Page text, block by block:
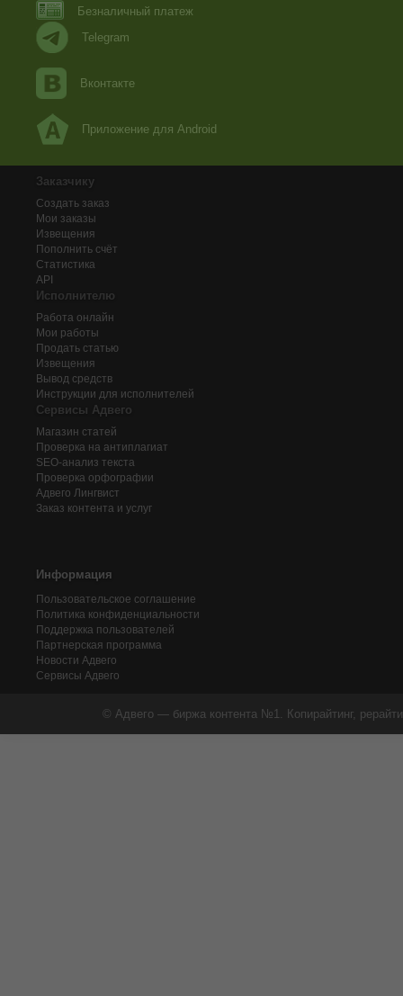
Безналичный платеж
Telegram
Вконтакте
Приложение для Android
Заказчику
Создать заказ
Мои заказы
Извещения
Пополнить счёт
Статистика
API
Исполнителю
Работа онлайн
Мои работы
Продать статью
Извещения
Вывод средств
Инструкции для исполнителей
Сервисы Адвего
Магазин статей
Проверка на антиплагиат
SEO-анализ текста
Проверка орфографии
Адвего Лингвист
Заказ контента и услуг
Информация
Пользовательское соглашение
Политика конфиденциальности
Поддержка пользователей
Партнерская программа
Новости Адвего
Сервисы Адвего
© Адвего — биржа контента №1. Копирайтинг,